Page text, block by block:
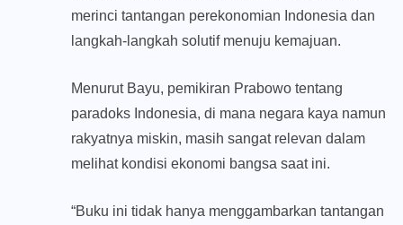
merinci tantangan perekonomian Indonesia dan
langkah-langkah solutif menuju kemajuan.
Menurut Bayu, pemikiran Prabowo tentang
paradoks Indonesia, di mana negara kaya namun
rakyatnya miskin, masih sangat relevan dalam
melihat kondisi ekonomi bangsa saat ini.
“Buku ini tidak hanya menggambarkan tantangan